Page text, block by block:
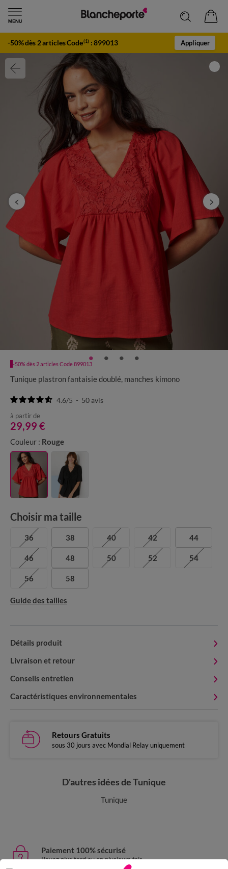
-50% dès 2 articles Code(1) :899013 Appliquer
-50% dès 2 articles Code 899013
Tunique plastron fantaisie doublé, manches kimono
4.6/5 - 50avis
à partir de
29,99 €
Couleur : Rouge
Choisir ma taille
36 38 40 42 44
46 48 50 52 54
56 58
Guide des tailles
Détails produit
Livraison et retour
Conseils entretien
Caractéristiques environnementales
Retours Gratuits
sous 30 jours avec Mondial Relay uniquement
D'autres idées de Tunique
Tunique
Paiement 100% sécurisé
Payez plus tard ou en plusieurs fois